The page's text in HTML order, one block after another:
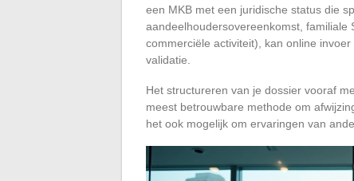
een MKB met een juridische status die
aandeelhoudersovereenkomst, familiale
commerciële activiteit), kan online
validatie.
Het structureren van je dossier vooraf
meest betrouwbare methode om
het ook mogelijk om ervaringen van